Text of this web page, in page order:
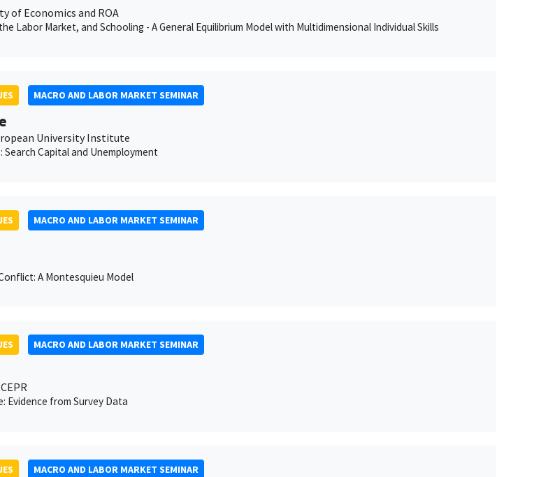
of Economics and ROA
Labor Market, and Schooling - A General Equilibrium Model with Multidimensional Individual Skills
MACRO AND LABOR MARKET SEMINAR
University Institute
Capital and Unemployment
MACRO AND LABOR MARKET SEMINAR
A Montesquieu Model
MACRO AND LABOR MARKET SEMINAR
Evidence from Survey Data
MACRO AND LABOR MARKET SEMINAR